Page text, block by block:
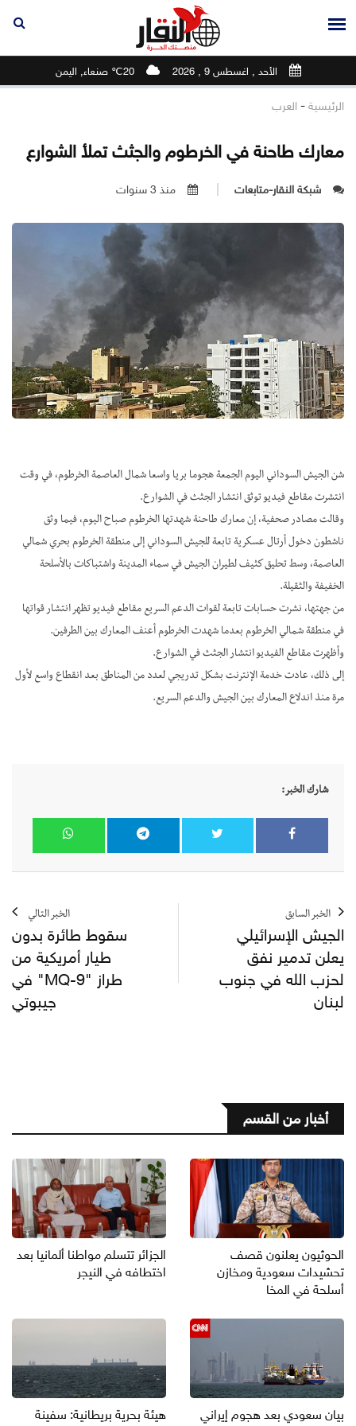
الأحد , اغسطس 9 , 2026 20℃ صنعاء, اليمن
الرئيسية - العرب
معارك طاحنة في الخرطوم والجثث تملأ الشوارع
شبكة النقار-متابعات منذ 3 سنوات
شن الجيش السوداني اليوم الجمعة هجوما بريا واسعا شمال العاصمة الخرطوم، في وقت
انتشرت مقاطع فيديو توثق انتشار الجثث في الشوارع.
وقالت مصادر صحفية، إن معارك طاحنة شهدتها الخرطوم صباح اليوم، فيما وثق
ناشطون دخول أرتال عسكرية تابعة للجيش السوداني إلى منطقة الخرطوم بحري شمالي
العاصمة، وسط تحليق كثيف لطيران الجيش في سماء المدينة واشتباكات بالأسلحة
الخفيفة والثقيلة.
من جهتها، نشرت حسابات تابعة لقوات الدعم السريع مقاطع فيديو تظهر انتشار قواتها
في منطقة شمالي الخرطوم بعدما شهدت الخرطوم أعنف المعارك بين الطرفين.
وأظهرت مقاطع الفيديو انتشار الجثث في الشوارع.
إلى ذلك، عادت خدمة الإنترنت بشكل تدريجي لعدد من المناطق بعد انقطاع واسع لأول
مرة منذ اندلاع المعارك بين الجيش والدعم السريع.
شارك الخبر:
الخبر السابق
الجيش الإسرائيلي
يعلن تدمير نفق
لحزب الله في جنوب
لبنان
الخبر التالي
سقوط طائرة بدون
طيار أمريكية من
طراز "MQ-9" في
جيبوتي
أخبار من القسم
الحوثيون يعلنون قصف
تحشيدات سعودية ومخازن
أسلحة في المخا
الجزائر تتسلم مواطنا ألمانيا بعد
اختطافه في النيجر
بيان سعودي بعد هجوم إيراني
هيئة بحرية بريطانية: سفينة